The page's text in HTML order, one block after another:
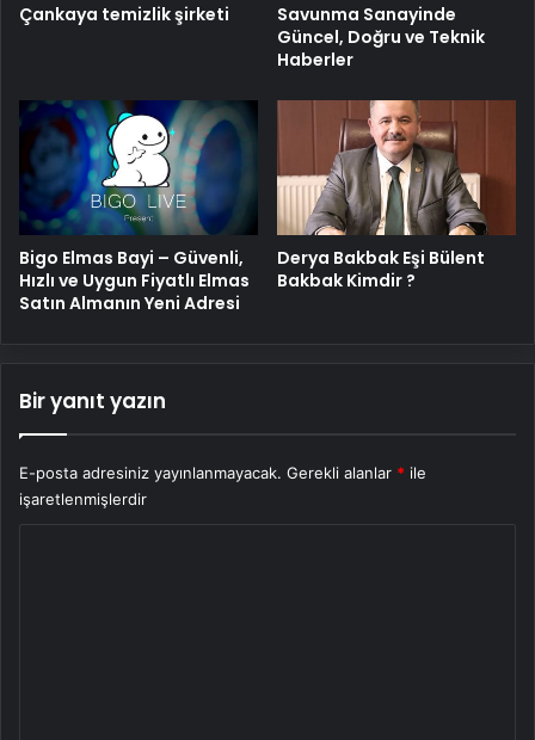
Çankaya temizlik şirketi
Savunma Sanayinde
Güncel, Doğru ve Teknik
Haberler
Bigo Elmas Bayi – Güvenli,
Hızlı ve Uygun Fiyatlı Elmas
Satın Almanın Yeni Adresi
Derya Bakbak Eşi Bülent
Bakbak Kimdir ?
Bir yanıt yazın
E-posta adresiniz yayınlanmayacak. Gerekli alanlar * ile
işaretlenmişlerdir